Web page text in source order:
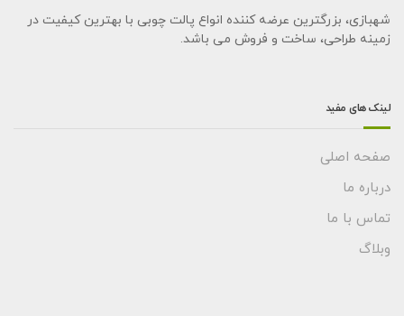
شهبازی، بزرگترین عرضه کننده انواع پالت چوبی با بهترین کیفیت در
زمینه طراحی، ساخت و فروش می باشد.
لینک های مفید
صفحه اصلی
درباره ما
تماس با ما
وبلاگ